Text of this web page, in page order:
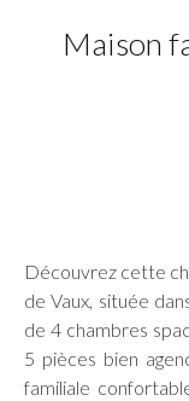
Maison
Découvrez cette
de Vaux, située
de 4 chambres
5 pièces bien
familiale